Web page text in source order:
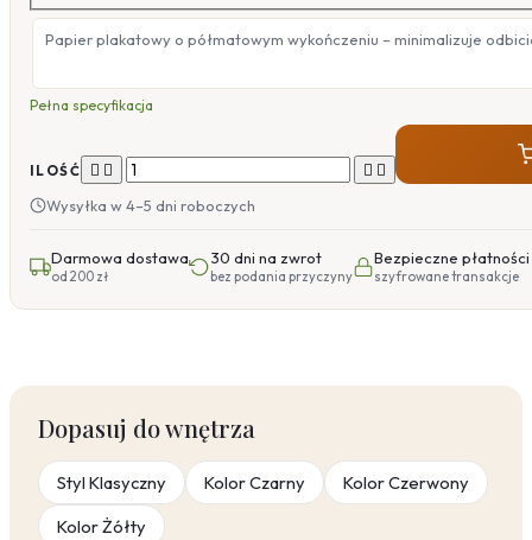
Papier plakatowy o półmatowym wykończeniu – minimalizuje
Pełna specyfikacja
ILOŚĆ    
Wysyłka w 4–5 dni roboczych
Darmowa dostawa
od 200 zł
30 dni na zwrot
bez podania przyczyny
Bezpieczne płatności
szyfrowane transakcje
Dopasuj do wnętrza
Styl Klasyczny Kolor Czarny
Kolor Czerwony
Kolor Żółty